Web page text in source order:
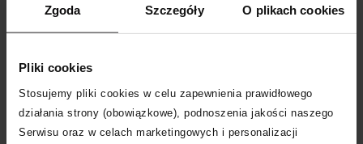
Zgoda Szczegóły O plikach cookies
Pliki cookies
Stosujemy pliki cookies w celu zapewnienia prawidłowego
działania strony (obowiązkowe), podnoszenia jakości naszego
Serwisu oraz w celach marketingowych i personalizacji
Tabela rozmiarów
POWIADOM O DOSTAWIE